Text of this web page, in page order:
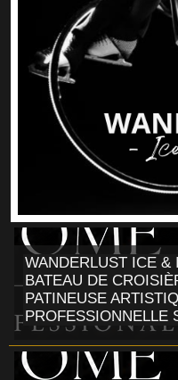
WANDERLUST ICE
BATEAU DE
PATINEUSE
PROFESSIONNELLE